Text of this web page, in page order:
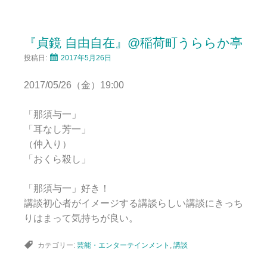
『貞鏡 自由自在』@稲荷町うららか亭
投稿日: 2017年5月26日
2017/05/26（金）19:00
「那須与一」
「耳なし芳一」
（仲入り）
「おくら殺し」
「那須与一」好き！
講談初心者がイメージする講談らしい講談にきっち
りはまって気持ちが良い。
カテゴリー: 芸能・エンターテインメント 講談